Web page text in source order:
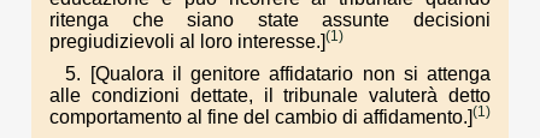
ritenga che siano state assunte decisioni
pregiudizievoli al loro interesse.](1)
5. [Qualora il genitore affidatario non si attenga
alle condizioni dettate, il tribunale valuterà detto
comportamento al fine del cambio di affidamento.](1)